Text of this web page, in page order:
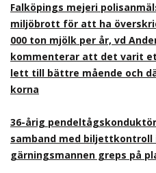
Falköpings mejeri
miljöbrott för att ha
000 ton mjölk per år, vd
kommenterar att det varit
lett till bättre mående och
korna
36-årig
samband med biljettkontroll
gärningsmannen greps på